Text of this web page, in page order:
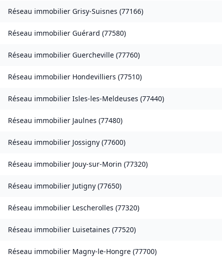
Réseau immobilier Grisy-Suisnes (77166)
Réseau immobilier Guérard (77580)
Réseau immobilier Guercheville (77760)
Réseau immobilier Hondevilliers (77510)
Réseau immobilier Isles-les-Meldeuses (77440)
Réseau immobilier Jaulnes (77480)
Réseau immobilier Jossigny (77600)
Réseau immobilier Jouy-sur-Morin (77320)
Réseau immobilier Jutigny (77650)
Réseau immobilier Lescherolles (77320)
Réseau immobilier Luisetaines (77520)
Réseau immobilier Magny-le-Hongre (77700)